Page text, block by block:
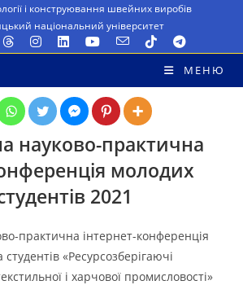
і конструювання швейних виробів
національний університет
МЕНЮ
науково-практична
молодих
2021
практична інтернет-конференція
«Ресурсозберігаючі
і харчової промисловості»